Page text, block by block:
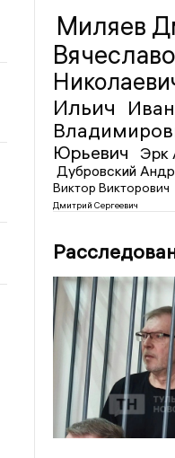
Миляев
Ильич
Юрьевич
Эрк
Дубровский
Виктор Викторович
Дмитрий Сергеевич